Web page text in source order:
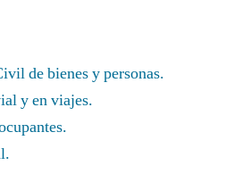
de bienes y personas.
y en viajes.